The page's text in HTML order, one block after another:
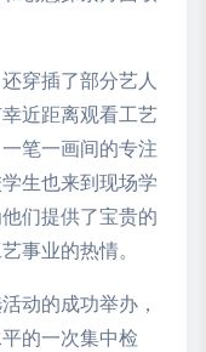
穿插了部分艺人
近距离观看工艺
笔一画间的专注
生也来到现场学
们提供了宝贵的
事业的热情。
动的成功举办，
的一次集中检